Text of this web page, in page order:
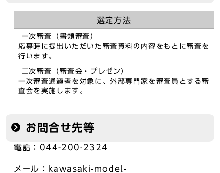
選定方法
一次審査（書類審査）
応募時に提出いただいた審査資料の内容をもとに審査を
行います。
二次審査（審査会・プレゼン）
一次審査通過者を対象に、外部専門家を審査員とする審
査会を実施します。
お問合せ先等
電話：044-200-2324
メール：kawasaki-model-